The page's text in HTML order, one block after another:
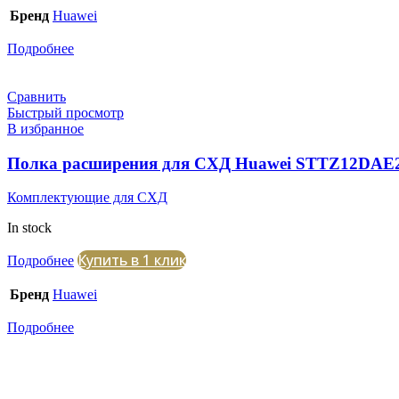
Бренд Huawei
Подробнее
Сравнить
Быстрый просмотр
В избранное
Полка расширения для СХД Huawei
Комплектующие для СХД
In stock
Подробнее Купить в 1 клик
Бренд Huawei
Подробнее